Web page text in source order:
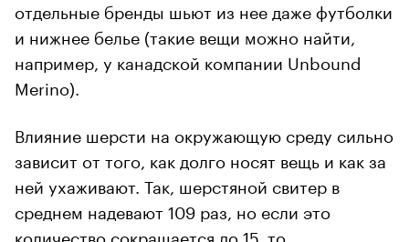
отдельные бренды шьют из нее даже футболки
и нижнее белье (такие вещи можно найти,
например, у канадской компании Unbound
Merino).
Влияние шерсти на окружающую среду сильно
зависит от того, как долго носят вещь и как за
ней ухаживают. Так, шерстяной свитер в
среднем надевают 109 раз, но если это
количество сокращается до 15, то